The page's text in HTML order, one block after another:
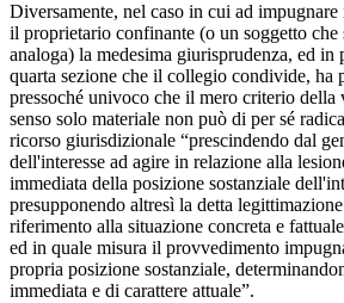
Diversamente, nel caso in cui ad
il proprietario confinante (o un soggetto
analoga) la medesima giurisprudenza, ed in
quarta sezione che il collegio condivide, ha
pressoché univoco che il mero criterio della
senso solo materiale non può di per sé
ricorso giurisdizionale “prescindendo dal
dell'interesse ad agire in relazione alla
immediata della posizione sostanziale
presupponendo altresì la detta
riferimento alla situazione concreta e
ed in quale misura il provvedimento
propria posizione sostanziale,
immediata e di carattere attuale”.